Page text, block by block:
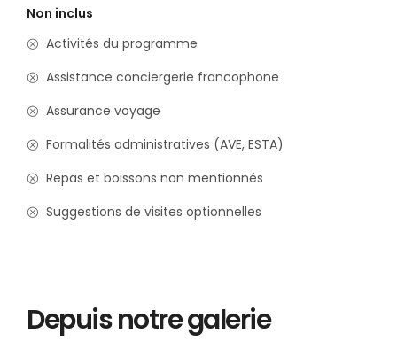
Non inclus
Activités du programme
Assistance conciergerie francophone
Assurance voyage
Formalités administratives (AVE, ESTA)
Repas et boissons non mentionnés
Suggestions de visites optionnelles
Depuis notre galerie